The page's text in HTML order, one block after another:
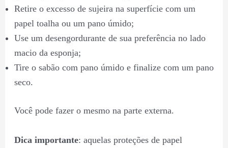
Retire o excesso de sujeira na superfície com um
papel toalha ou um pano úmido;
Use um desengordurante de sua preferência no lado
macio da esponja;
Tire o sabão com pano úmido e finalize com um pano
seco.
Você pode fazer o mesmo na parte externa.
Dica importante: aquelas proteções de papel